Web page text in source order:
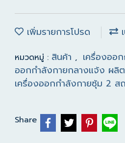
เพิ่มรายการโปรด
หมวดหมู่ : สินค้า , เครื่องออ
ออกกำลังกายกลางแจ้ง ผลิต
เครื่องออกกำลังกายซุ้ม 2 ส
Share